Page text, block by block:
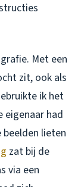
Met een
zit, ook als
ik het
eigenaar had
beelden lieten
zat bij de
via een